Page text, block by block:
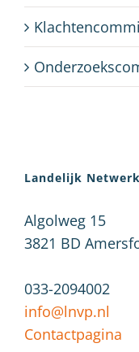
Landelijk
Algolweg 15
3821 BD
033-2094002
info@lnvp.nl
Contactpagina